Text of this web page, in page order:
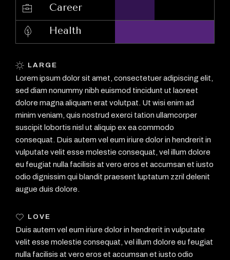
Career
Health
LARGE
Lorem ipsum dolor sit amet, consectetuer adipiscing elit,
sed diam nonummy nibh euismod tincidunt ut laoreet
dolore magna aliquam erat volutpat. Ut wisi enim ad
minim veniam, quis nostrud exerci tation ullamcorper
suscipit lobortis nisl ut aliquip ex ea commodo
consequat. Duis autem vel eum iriure dolor in hendrerit in
vulputate velit esse molestie consequat, vel illum dolore
eu feugiat nulla facilisis at vero eros et accumsan et iusto
odio dignissim qui blandit praesent luptatum zzril delenit
augue duis dolore.
LOVE
Duis autem vel eum iriure dolor in hendrerit in vulputate
velit esse molestie consequat, vel illum dolore eu feugiat
nulla facilisis at vero eros et accumsan et iusto odio